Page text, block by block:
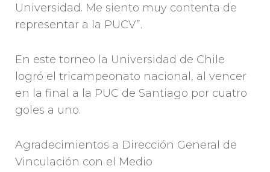
Universidad. Me siento muy contenta de
representar a la PUCV”.
En este torneo la Universidad de Chile
logró el tricampeonato nacional, al vencer
en la final a la PUC de Santiago por cuatro
goles a uno.
Agradecimientos a Dirección General de
Vinculación con el Medio